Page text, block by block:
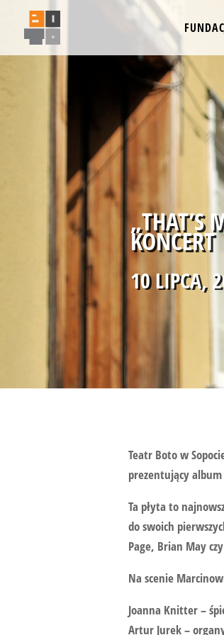
„THAT’S
KONCERT
10 LIPCA,
Teatr Boto w
prezentujący album
Ta płyta to
do swoich
Page, Brian May
Na scenie
Joanna Knitter –
Artur Jurek –